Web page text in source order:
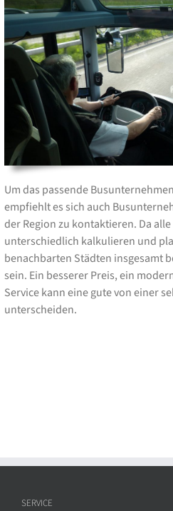
Um das passende
empfiehlt es sich auch
der Region zu kontaktieren. Da
unterschiedlich kalkulieren und
benachbarten Städten insgesamt
sein. Ein besserer Preis, ein
Service kann eine gute von einer
unterscheiden.
SERVICE